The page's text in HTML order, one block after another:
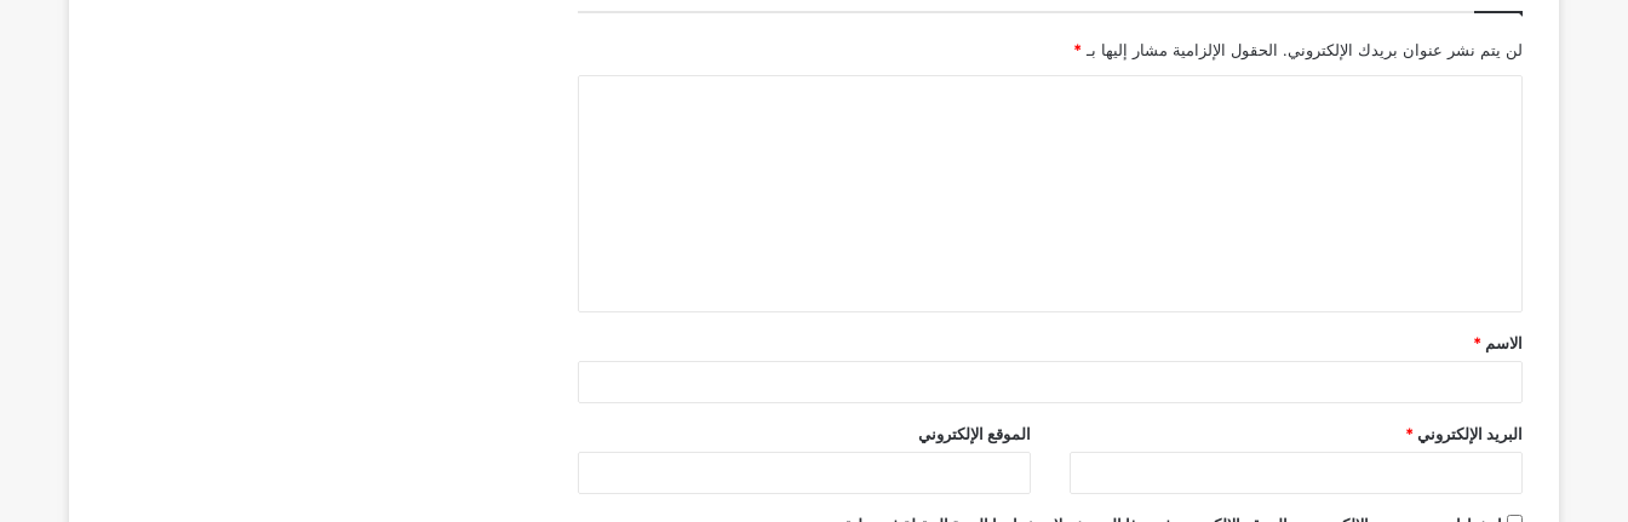
لن يتم نشر عنوان بريدك الإلكتروني. الحقول الإلزامية مشار إليها بـ *
ق
*
الاسم *
البريد الإلكتروني * الموقع الإلكتروني